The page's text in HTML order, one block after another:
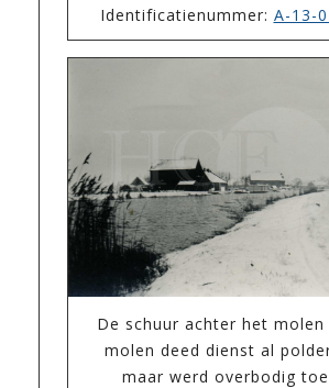
Identificatienummer: A-13-
De schuur achter het molen
molen deed dienst al
maar werd overbodig